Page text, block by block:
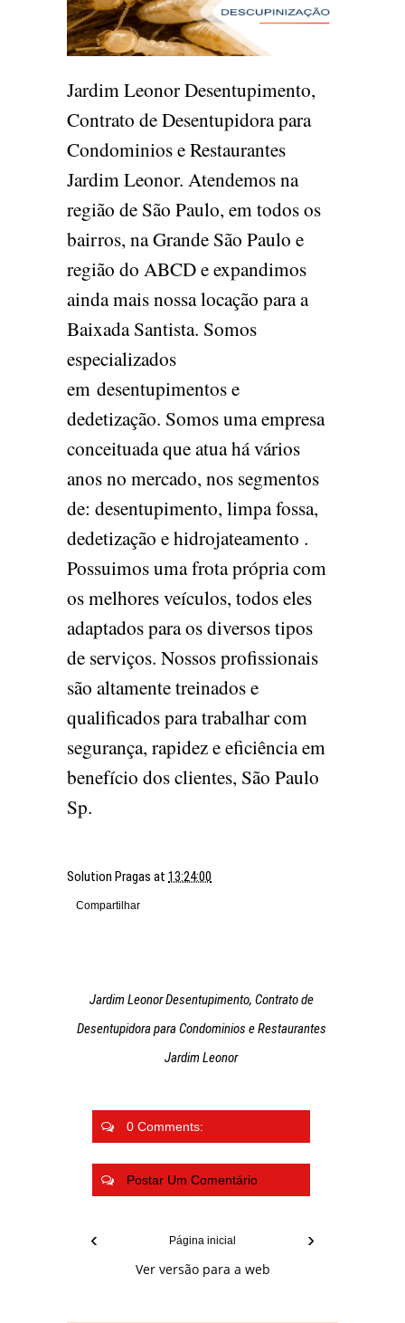
Jardim Leonor Desentupimento,
Contrato de Desentupidora para
Condominios e Restaurantes
Jardim Leonor. Atendemos na
região de São Paulo, em todos os
bairros, na Grande São Paulo e
região do ABCD e expandimos
ainda mais nossa locação para a
Baixada Santista. Somos
especializados
em desentupimentos e
dedetização. Somos uma empresa
conceituada que atua há vários
anos no mercado, nos segmentos
de: desentupimento, limpa fossa,
dedetização e hidrojateamento .
Possuimos uma frota própria com
os melhores veículos, todos eles
adaptados para os diversos tipos
de serviços. Nossos profissionais
são altamente treinados e
qualificados para trabalhar com
segurança, rapidez e eficiência em
benefício dos clientes, São Paulo
Sp.
Solution Pragas at 13:24:00
Compartilhar
Jardim Leonor Desentupimento, Contrato de
Desentupidora para Condominios e Restaurantes
Jardim Leonor
0 Comments:
Postar Um Comentário
‹ ›
Página inicial
Ver versão para a web